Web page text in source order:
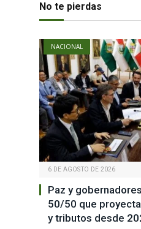
No te pierdas
NACIONAL
6 DE AGOSTO DE 2026
Paz y
50/50 que
y tributos desde